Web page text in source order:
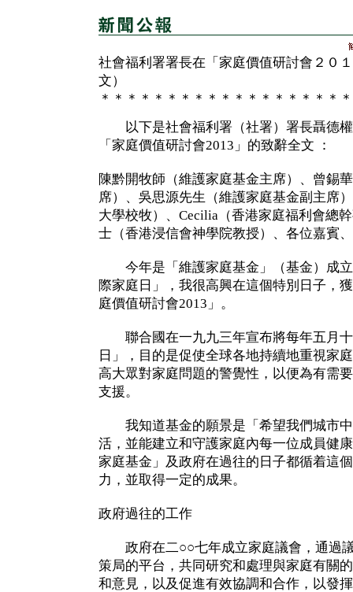
社會福利署署長在「家庭價值研討會２０
文）
＊＊＊＊＊＊＊＊＊＊＊＊＊＊＊＊＊＊
以下是社會福利署（社署）署長聶德權
「家庭價值研討會2013」的致辭全文 ：
陳黔開牧師（維護家庭基金主席）、曾錫
席）、吳思源先生（維護家庭基金副主席
大學校牧）、Cecilia（香港家庭福利會總
士（香港浸信會神學院教授）、各位嘉賓
今年是「維護家庭基金」（基金）成立
際家庭日」，我很高興在這個特別日子，
庭價值研討會2013」。
聯合國在一九九三年宣布將每年五月十
日」，目的是促使全球各地持續地重視家
高大眾對家庭問題的警覺性，以便為有需
支援。
我知道基金的願景是「希望我們城市中
活，並能建立和守護家庭內每一位成員健
家庭基金」及政府在過往的日子都循着這
力，並取得一定的成果。
政府過往的工作
政府在二○○七年成立家庭議會，通過
策局的平台，共同研究和處理與家庭有關
和意見，以及促進有效協調和合作，以發